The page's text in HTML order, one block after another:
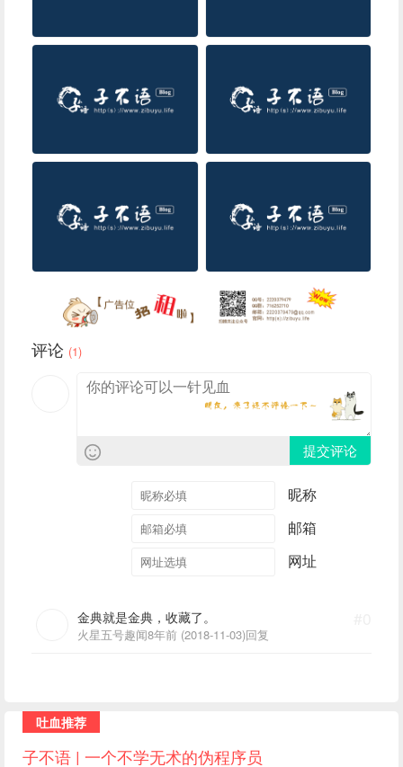
评论 (1)
提交评论
昵称
邮箱
网址
金典就是金典，收藏了。
火星五号趣闻8年前 (2018-11-03)回复
吐血推荐
子不语 | 一个不学无术的伪程序员